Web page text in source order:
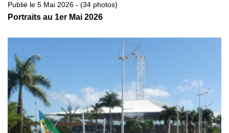
Publié le 5 Mai 2026 - (34 photos)
Portraits au 1er Mai 2026